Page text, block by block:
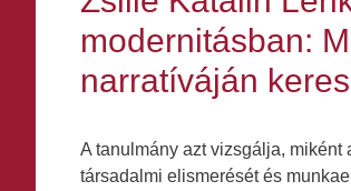
modernitásban:
narratíváján
A tanulmány azt vizsgálja,
társadalmi elismerését és